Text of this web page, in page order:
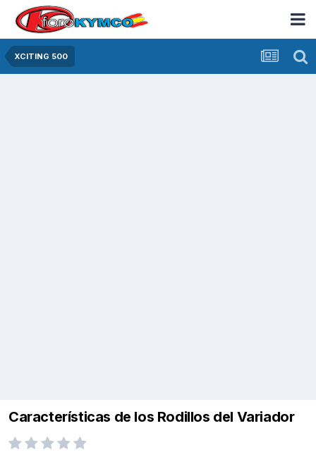
XCITING 500
Características de los Rodillos del Variador